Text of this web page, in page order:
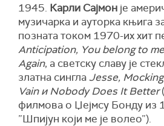
1945. Карли Сајмон је
музичарка и ауторка књига
позната током 1970-их хит
Anticipation, You belong to
Again, а светску славу је
златна сингла Jesse,
Vain и Nobody Does It Better
филмова о Џејмсу Бонду из
”Шпијун који ме је волео”).